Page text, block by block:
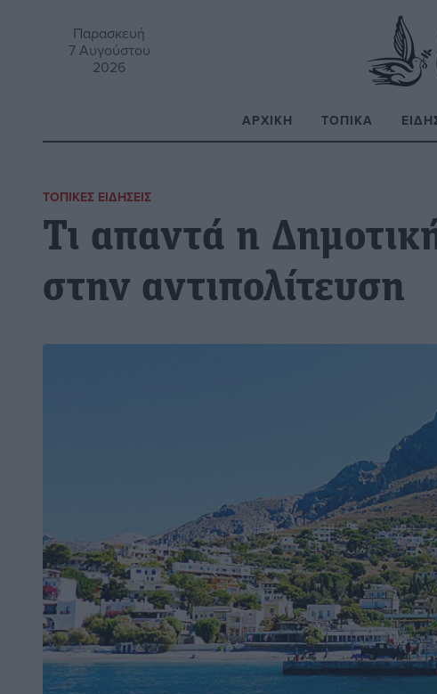
Παρασκευή
7 Αυγούστου
2026
ΑΡΧΙΚΉ ΤΟΠΙΚΆ
ΤΟΠΙΚΈΣ ΕΙΔΉΣΕΙΣ
Τι απαντά η
στην αντιπολίτευση